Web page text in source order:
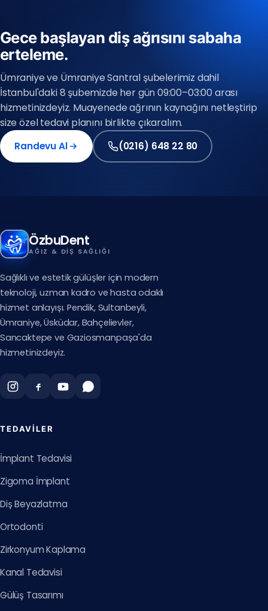
Gece başlayan diş ağrısını sabaha
erteleme.
Ümraniye ve Ümraniye Santral şubelerimiz dahil
İstanbul'daki 8 şubemizde her gün 09:00–03:00 arası
hizmetinizdeyiz. Muayenede ağrının kaynağını netleştirip
size özel tedavi planını birlikte çıkaralım.
Randevu Al
(0216) 648 22 80
Avrupa Yakası
(0212) 909 88 80
ÖzbuDent
AĞIZ & DIŞ SAĞLIĞI
Sağlıklı ve estetik gülüşler için modern
teknoloji, uzman kadro ve hasta odaklı
hizmet anlayışı. Pendik, Sultanbeyli,
Ümraniye, Üsküdar, Bahçelievler,
Sancaktepe ve Gaziosmanpaşa'da
hizmetinizdeyiz.
TEDAVILER
İmplant Tedavisi
Zigoma İmplant
Diş Beyazlatma
Ortodonti
Zirkonyum Kaplama
Kanal Tedavisi
Gülüş Tasarımı